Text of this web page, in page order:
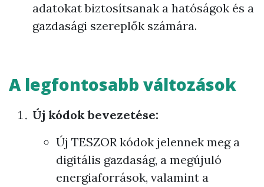
adatokat biztosítsanak a hatóságok és a
gazdasági szereplők számára.
A legfontosabb változások
Új kódok bevezetése:
Új TESZOR kódok jelennek meg a
digitális gazdaság, a megújuló
energiaforrások, valamint a